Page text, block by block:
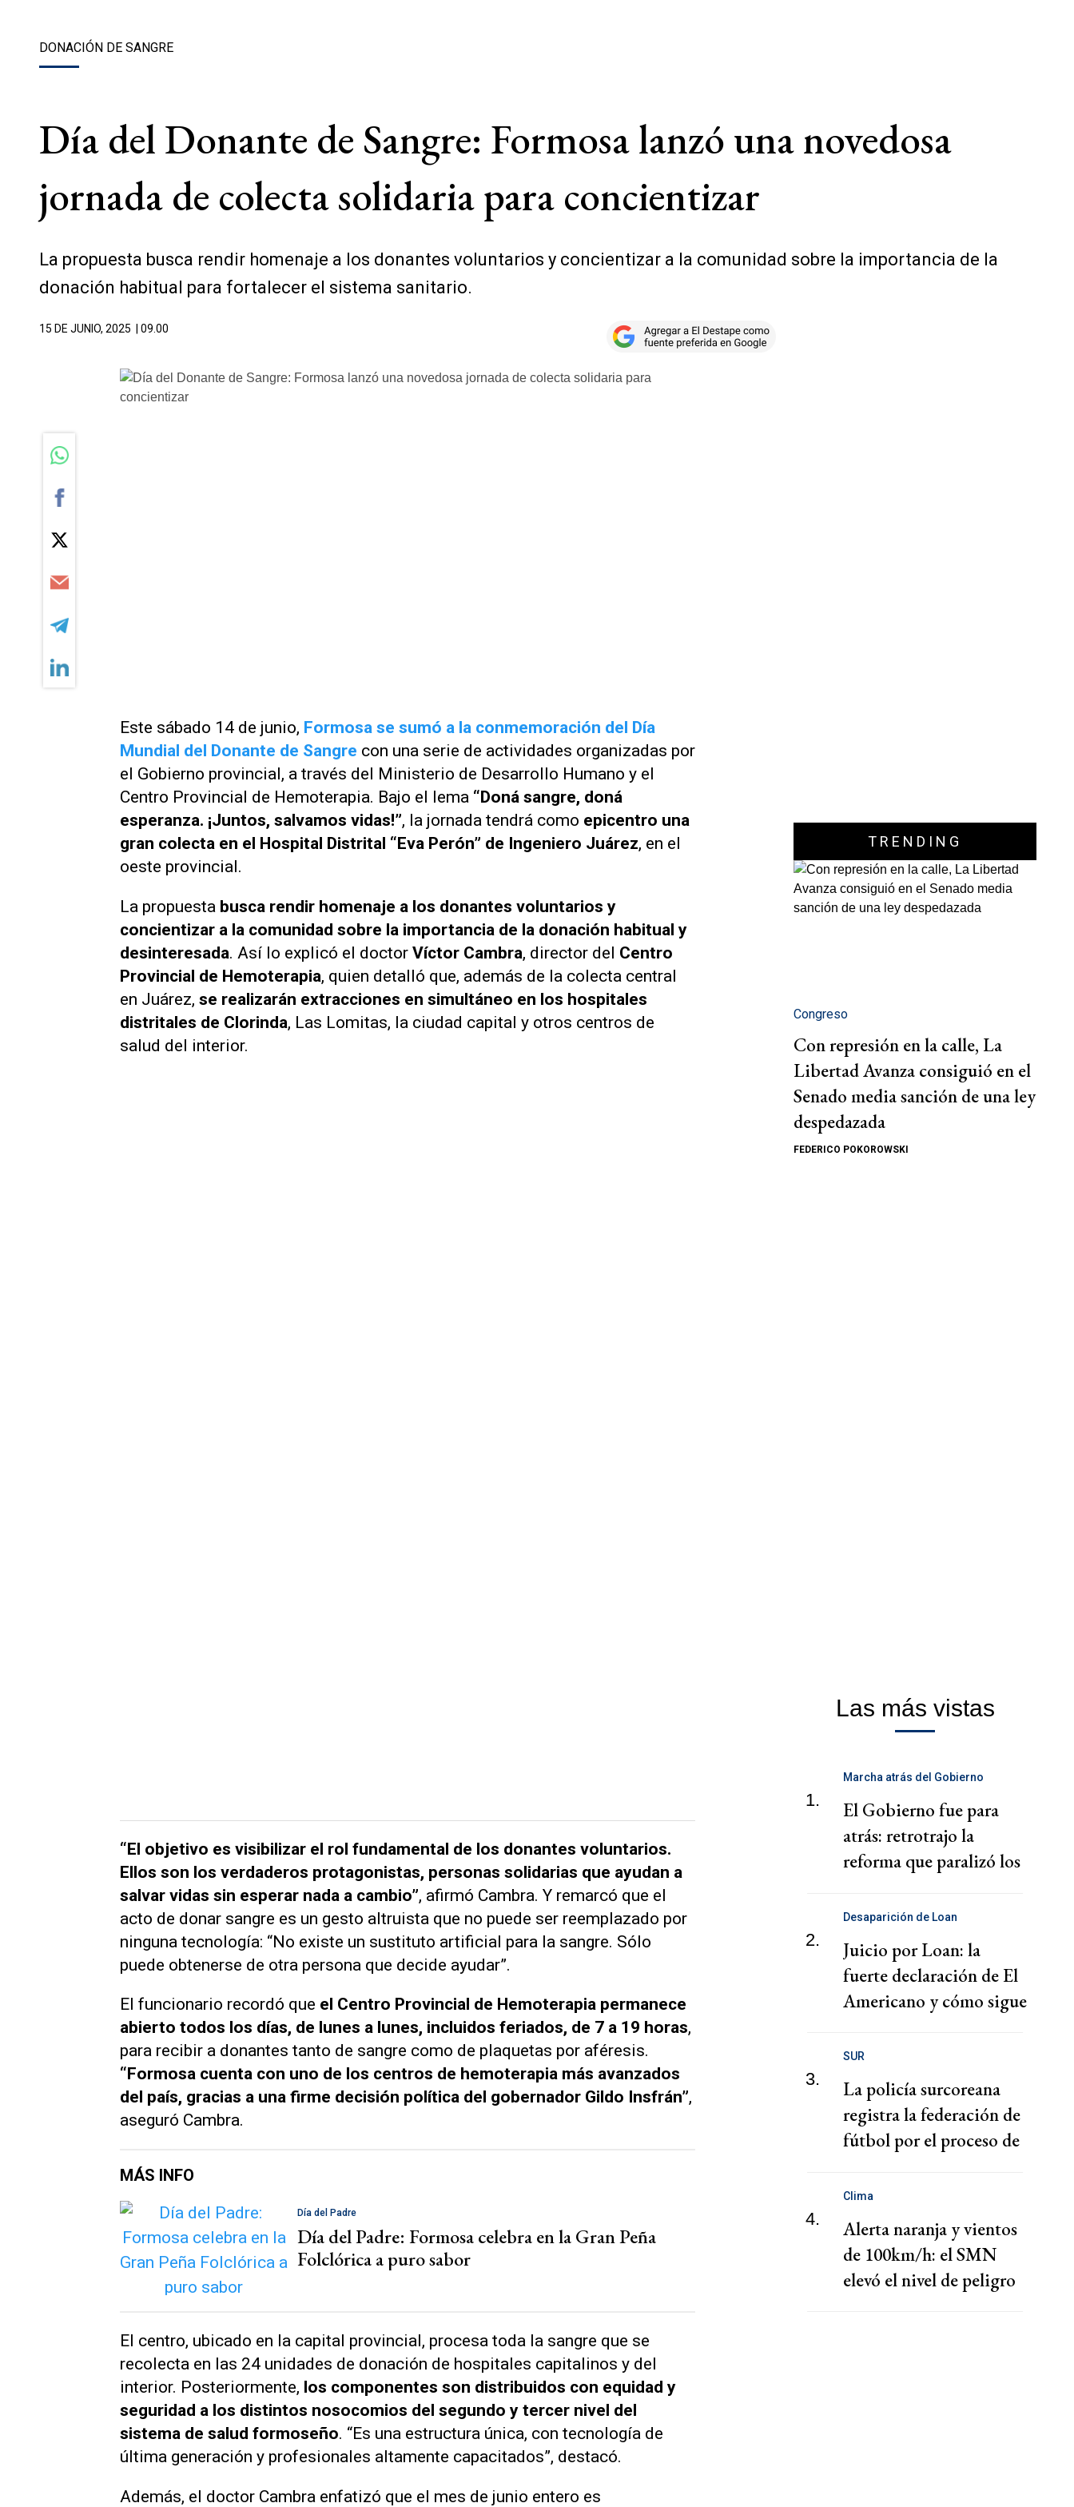
DONACIÓN DE SANGRE
Día del Donante de Sangre: Formosa lanzó una novedosa
jornada de colecta solidaria para concientizar
La propuesta busca rendir homenaje a los donantes voluntarios y concientizar a la comunidad sobre la importancia de la
donación habitual para fortalecer el sistema sanitario.
15 DE JUNIO, 2025 | 09.00
Este sábado 14 de junio, Formosa se sumó a la conmemoración del Día
Mundial del Donante de Sangre con una serie de actividades organizadas por
el Gobierno provincial, a través del Ministerio de Desarrollo Humano y el
Centro Provincial de Hemoterapia. Bajo el lema “Doná sangre, doná
esperanza. ¡Juntos, salvamos vidas!”, la jornada tendrá como epicentro una
gran colecta en el Hospital Distrital “Eva Perón” de Ingeniero Juárez, en el
oeste provincial.
La propuesta busca rendir homenaje a los donantes voluntarios y
concientizar a la comunidad sobre la importancia de la donación habitual y
desinteresada. Así lo explicó el doctor Víctor Cambra, director del Centro
Provincial de Hemoterapia, quien detalló que, además de la colecta central
en Juárez, se realizarán extracciones en simultáneo en los hospitales
distritales de Clorinda, Las Lomitas, la ciudad capital y otros centros de
salud del interior.
“El objetivo es visibilizar el rol fundamental de los donantes voluntarios.
Ellos son los verdaderos protagonistas, personas solidarias que ayudan a
salvar vidas sin esperar nada a cambio”, afirmó Cambra. Y remarcó que el
acto de donar sangre es un gesto altruista que no puede ser reemplazado por
ninguna tecnología: “No existe un sustituto artificial para la sangre. Sólo
puede obtenerse de otra persona que decide ayudar”.
El funcionario recordó que el Centro Provincial de Hemoterapia permanece
abierto todos los días, de lunes a lunes, incluidos feriados, de 7 a 19 horas,
para recibir a donantes tanto de sangre como de plaquetas por aféresis.
“Formosa cuenta con uno de los centros de hemoterapia más avanzados
del país, gracias a una firme decisión política del gobernador Gildo Insfrán”,
aseguró Cambra.
MÁS INFO
Día del Padre
Día del Padre: Formosa celebra en la Gran Peña
Folclórica a puro sabor
El centro, ubicado en la capital provincial, procesa toda la sangre que se
recolecta en las 24 unidades de donación de hospitales capitalinos y del
interior. Posteriormente, los componentes son distribuidos con equidad y
seguridad a los distintos nosocomios del segundo y tercer nivel del
sistema de salud formoseño. “Es una estructura única, con tecnología de
última generación y profesionales altamente capacitados”, destacó.
Además, el doctor Cambra enfatizó que el mes de junio entero es
TRENDING
Congreso
Con represión en la calle, La
Libertad Avanza consiguió en el
Senado media sanción de una ley
despedazada
FEDERICO POKOROWSKI
Las más vistas
1.
Marcha atrás del Gobierno
El Gobierno fue para
atrás: retrotrajo la
reforma que paralizó los
2.
Desaparición de Loan
Juicio por Loan: la
fuerte declaración de El
Americano y cómo sigue
3.
SUR
La policía surcoreana
registra la federación de
fútbol por el proceso de
4.
Clima
Alerta naranja y vientos
de 100km/h: el SMN
elevó el nivel de peligro